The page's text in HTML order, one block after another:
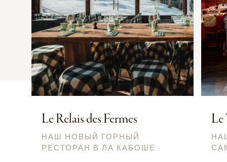
Le Relais des Fermes
НАШ НОВЫЙ ГОРНЫЙ
РЕСТОРАН В ЛА КАБОШЕ
Le